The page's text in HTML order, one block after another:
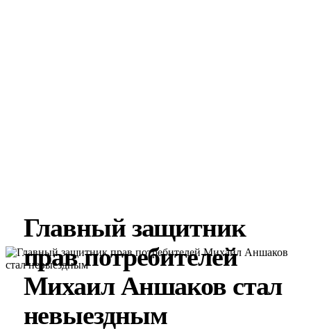
Главный защитник
прав потребителей
Михаил Аншаков стал
невыездным